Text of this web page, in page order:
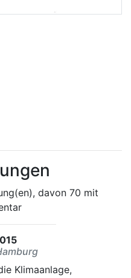
davon 70 mit
Klimaanlage,